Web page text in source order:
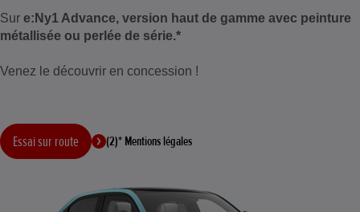
Sur e:Ny1 Advance, version haut de gamme avec peinture
métallisée ou perlée de série.*
Venez le découvrir en concession !
Essai sur route (2)* Mentions légales